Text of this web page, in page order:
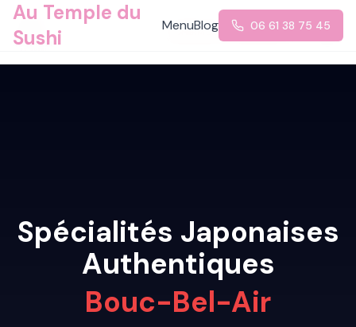
FERMÉ ACTUELLEMENT
Au Temple du
Sushi
MenuBlog 06 61 38 75 45
Spécialités Japonaises
Authentiques
Bouc-Bel-Air